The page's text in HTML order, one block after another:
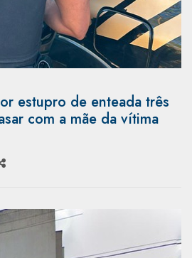
estupro de enteada três
com a mãe da vítima